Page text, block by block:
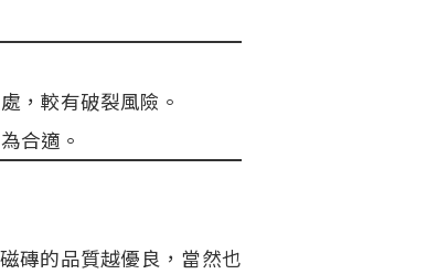
，較有破裂風險。
合適。
磚的品質越優良，當然也